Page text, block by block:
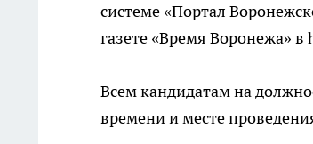
системе «Портал
газете «Время Воронежа» в
Всем кандидатам на
времени и месте